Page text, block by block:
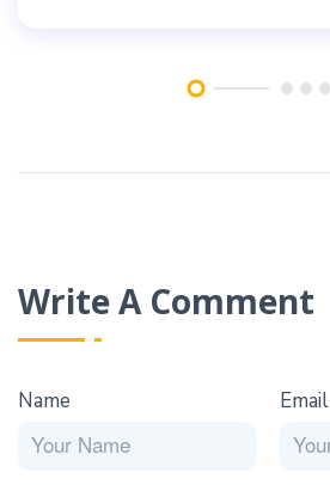
Write A Comment
Name Email